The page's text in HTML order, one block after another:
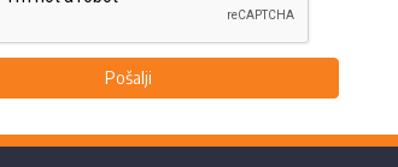
Pošalji